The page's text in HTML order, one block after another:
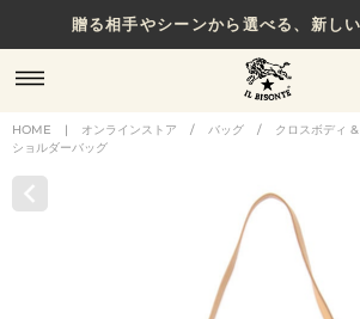
贈る相手やシーンから選べる、新し
HOME | オンラインストア / バッグ / クロスボディ
ショルダーバッグ